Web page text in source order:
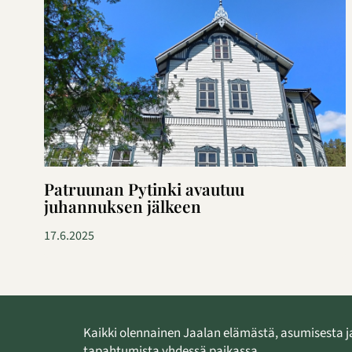
Patruunan Pytinki avautuu
juhannuksen jälkeen
17.6.2025
Kaikki olennainen Jaalan elämästä, asumisesta